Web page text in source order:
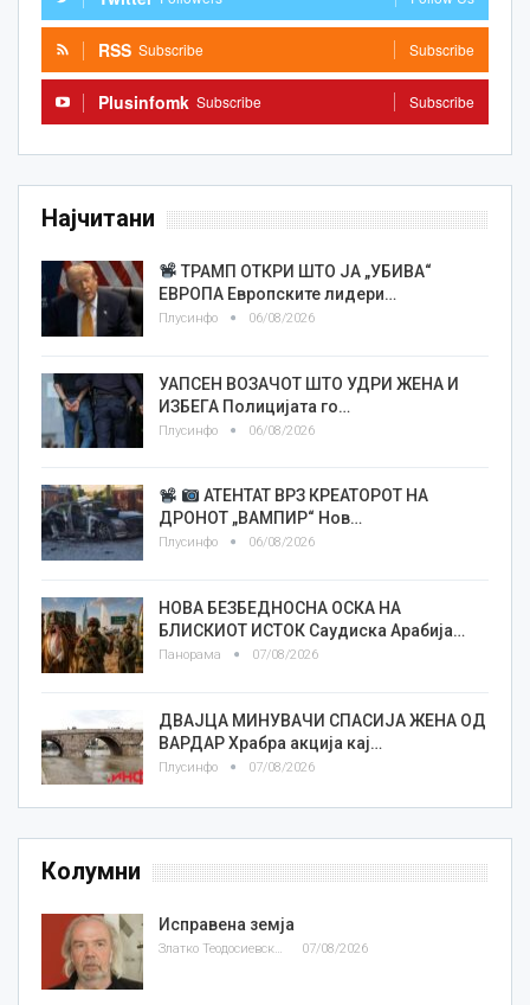
RSS Subscribe Subscribe
Plusinfomk Subscribe Subscribe
Најчитани
ТРАМП ОТКРИ ШТО ЈА „УБИВА“
ЕВРОПА Европските лидери…
Плусинфо 06/08/2026
УАПСЕН ВОЗАЧОТ ШТО УДРИ ЖЕНА И
ИЗБЕГА Полицијата го…
Плусинфо 06/08/2026
АТЕНТАТ ВРЗ КРЕАТОРОТ НА
ДРОНОТ „ВАМПИР“ Нов…
Плусинфо 06/08/2026
НОВА БЕЗБЕДНОСНА ОСКА НА
БЛИСКИОТ ИСТОК Саудиска Арабија…
Панорама 07/08/2026
ДВАЈЦА МИНУВАЧИ СПАСИЈА ЖЕНА ОД
ВАРДАР Храбра акција кај…
Плусинфо 07/08/2026
Колумни
Исправена земја
Златко Теодосиевски 07/08/2026